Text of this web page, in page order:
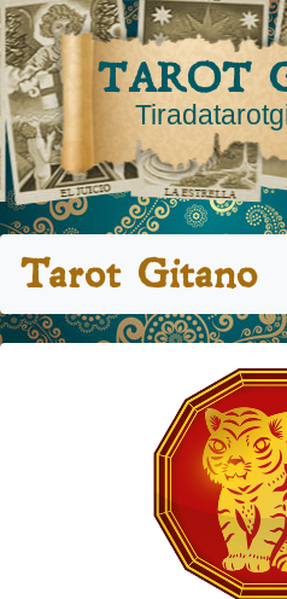
TAROT
Tarot Gitano